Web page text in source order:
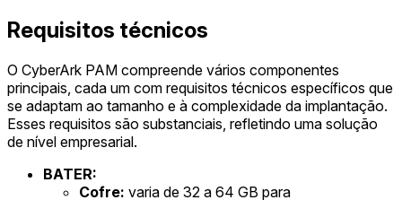
Requisitos técnicos
O CyberArk PAM compreende vários componentes
principais, cada um com requisitos técnicos específicos que
se adaptam ao tamanho e à complexidade da implantação.
Esses requisitos são substanciais, refletindo uma solução
de nível empresarial.
BATER:
Cofre: varia de 32 a 64 GB para